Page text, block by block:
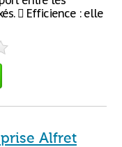
 Efficience : elle
Alfret